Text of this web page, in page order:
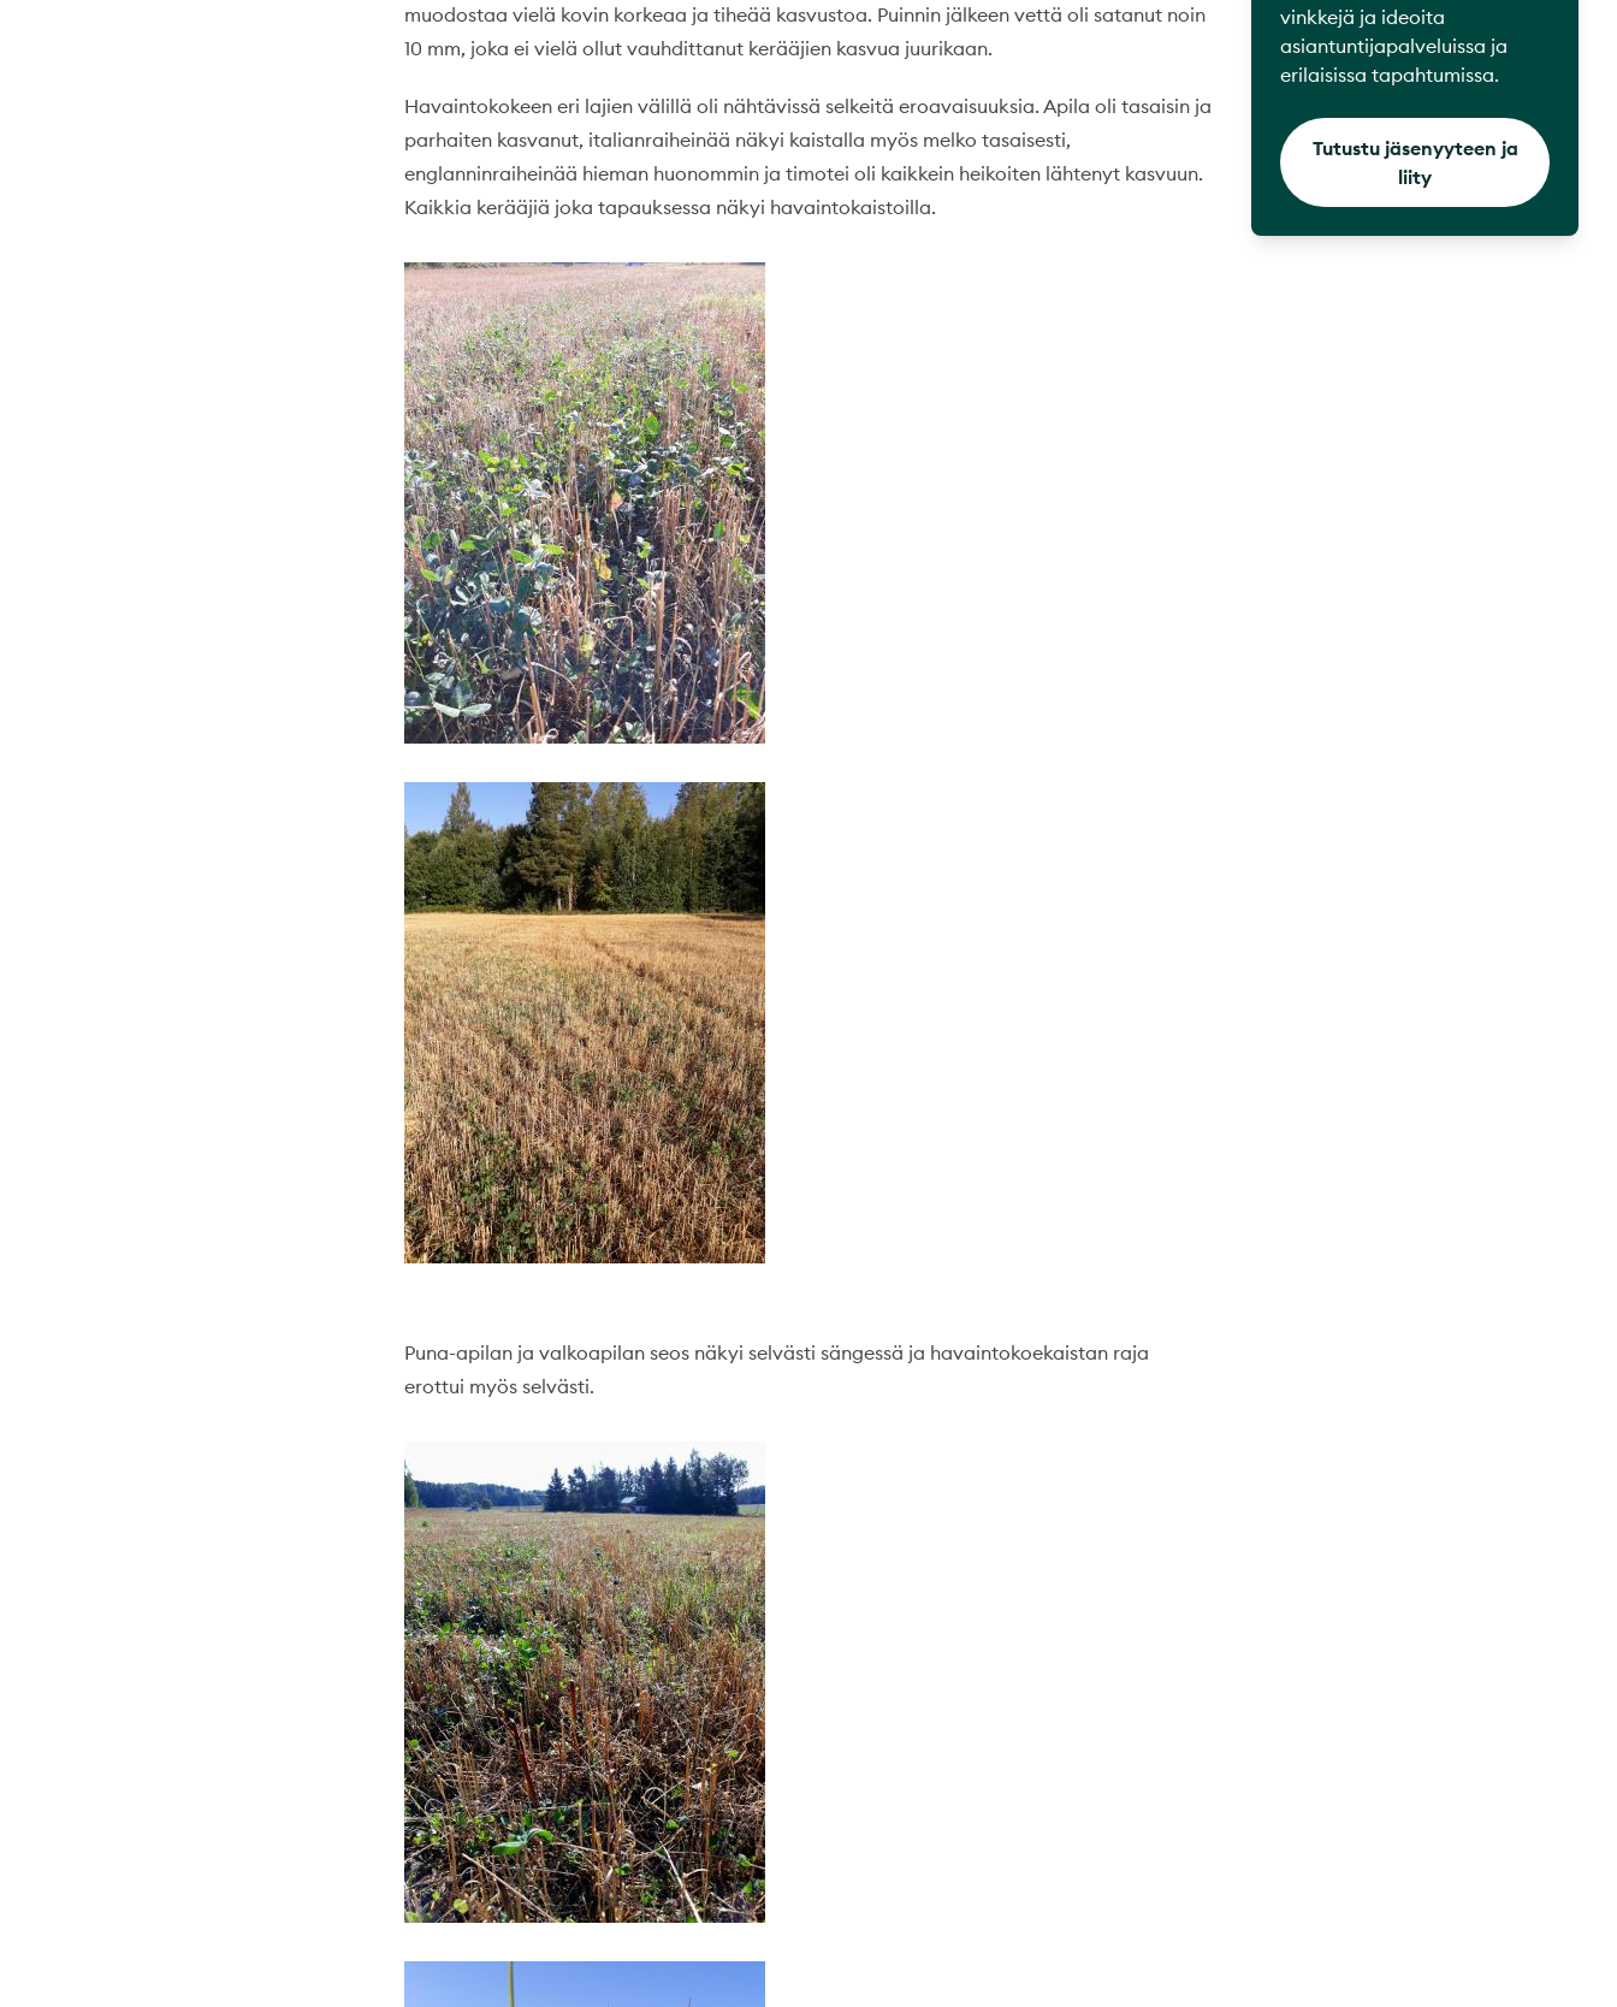
muodostaa vielä kovin korkeaa ja tiheää kasvustoa. Puinnin jälkeen vettä oli satanut noin
10 mm, joka ei vielä ollut vauhdittanut kerääjien kasvua juurikaan.
Havaintokokeen eri lajien välillä oli nähtävissä selkeitä eroavaisuuksia. Apila oli tasaisin ja
parhaiten kasvanut, italianraiheinää näkyi kaistalla myös melko tasaisesti,
englanninraiheinää hieman huonommin ja timotei oli kaikkein heikoiten lähtenyt kasvuun.
Kaikkia kerääjiä joka tapauksessa näkyi havaintokaistoilla.
Puna-apilan ja valkoapilan seos näkyi selvästi sängessä ja havaintokoekaistan raja
erottui myös selvästi.
vinkkejä ja ideoita
asiantuntijapalveluissa ja
erilaisissa tapahtumissa.
Tutustu jäsenyyteen ja
liity